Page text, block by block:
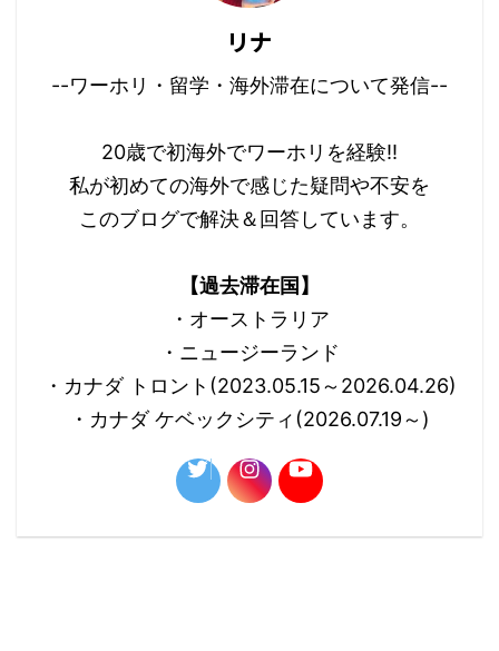
リナ
--ワーホリ・留学・海外滞在について発信--
20歳で初海外でワーホリを経験!!
私が初めての海外で感じた疑問や不安を
このブログで解決＆回答しています。
【過去滞在国】
・オーストラリア
・ニュージーランド
・カナダ トロント(2023.05.15～2026.04.26)
・カナダ ケベックシティ(2026.07.19～)